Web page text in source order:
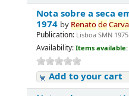
Nota sobre a seca
1974 by Renatode
Publication: Lisboa SMN
Availability: Items available:
Add to your cart